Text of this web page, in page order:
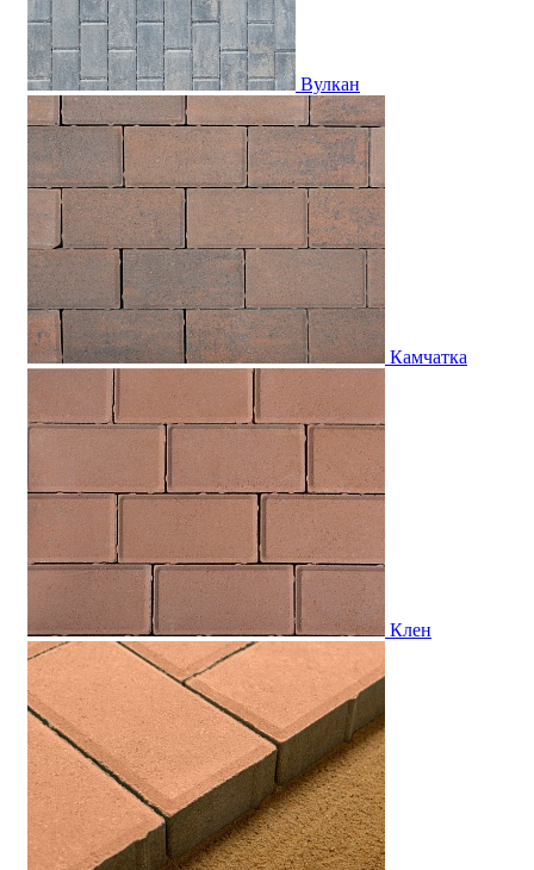
Вулкан
Камчатка
Клен